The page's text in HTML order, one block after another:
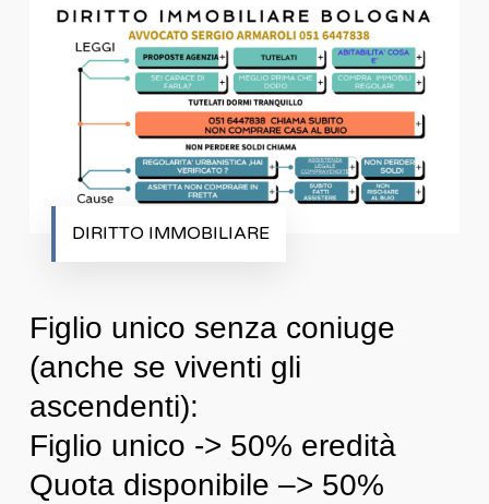
DIRITTO IMMOBILIARE
Figlio unico senza coniuge
(anche se viventi gli
ascendenti):
Figlio unico -> 50% eredità
Quota disponibile –> 50%